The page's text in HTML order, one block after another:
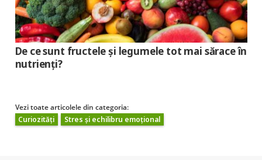
De ce sunt fructele și legumele tot mai sărace în
nutrienți?
Vezi toate articolele din categoria:
Curiozități
Stres și echilibru emoțional